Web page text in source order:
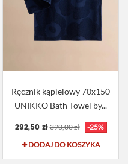
Ręcznik kąpielowy 70x150
UNIKKO Bath Towel by...
292,50 zł 390,00 zł
-25%
DODAJ DO KOSZYKA